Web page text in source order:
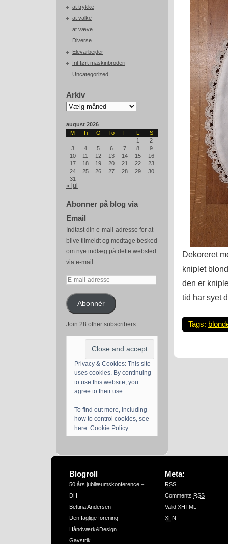
at trykke
at valke
at væve
Diverse
Elevarbejder
frit ført maskinbroderi
Uncategorized
Arkiv
Arkiv
august 2026
M
Ti O To F L
S
1
2
3
4 5 6 7 8
9
10
11 12 13 14 15
16
17
18 19 20 21 22
23
24
25 26 27 28 29
30
31
« jul
Abonner på blog via
Email
Indtast din e-mail-adresse for at
blive tilmeldt og modtage besked
om nye indlæg på dette websted
via e-mail.
E-
adresseAbonnér
Join 28 other subscribers
Privacy & Cookies: This site
uses cookies. By continuing
to use this website, you
agree to their use.
To find out more, including
how to control cookies, see
here: Cookie Policy
Dekoreret
kniplet
den er
tid har syet
Tags:
Blogroll
50 års jubilæumskonference –
DH
Bettina Andersen
Den faglige forening
Håndværk&Design
Gavstrik
Meta:
RSS
Comments RSS
Valid XHTML
XFN